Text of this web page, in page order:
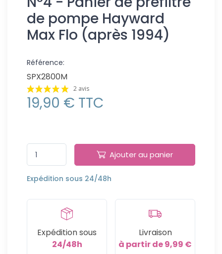
de pompe Hayward
Max Flo (après 1994)
Référence:
SPX2800M
2 avis
19,90 € TTC
Ajouter au panier
Expédition sous 24/48h
Expédition sous
24/48h
Livraison
à partir de 9,99 €